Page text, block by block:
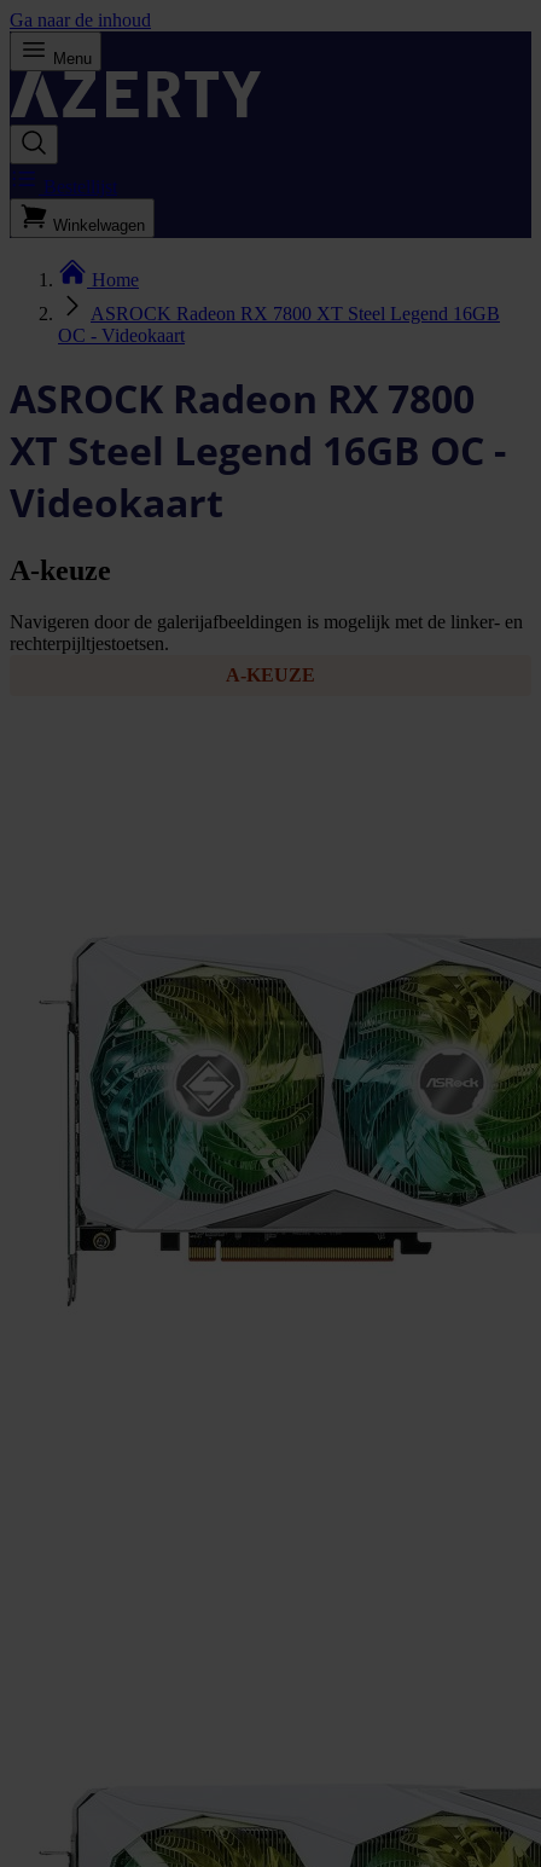
Ga naar de inhoud
Menu
Bestellijst
Winkelwagen
Home
ASROCK Radeon RX 7800 XT Steel Legend 16GB
OC - Videokaart
ASROCK Radeon RX 7800
XT Steel Legend 16GB OC -
Videokaart
A-keuze
Navigeren door de galerijafbeeldingen is mogelijk met de linker- en
rechterpijltjestoetsen.
A-KEUZE